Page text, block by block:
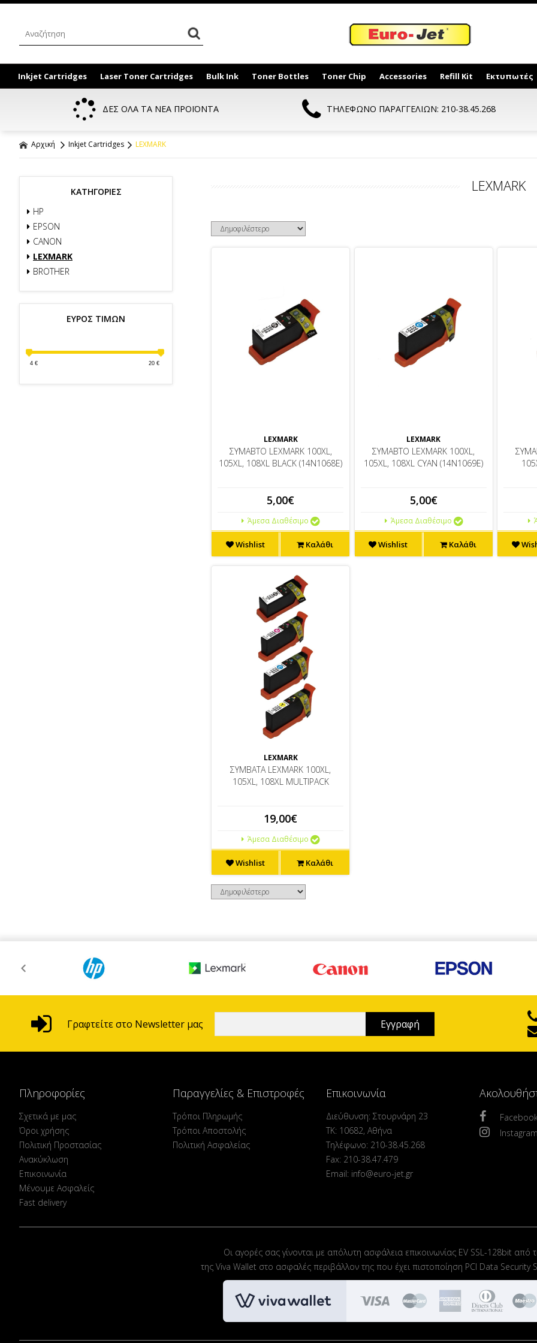
Inkjet Cartridges Laser Toner Cartridges Bulk Ink Toner Bottles Toner Chip Accessories Refill Kit Εκτυπωτές
ΔΕΣ ΟΛΑ ΤΑ ΝΕΑ ΠΡΟΪΟΝΤΑ ΤΗΛΕΦΩΝΟ ΠΑΡΑΓΓΕΛΙΩΝ: 210-38.45.268
Αρχική Inkjet Cartridges LEXMARK
ΚΑΤΗΓΟΡΙΕΣ
HP
EPSON
CANON
LEXMARK
BROTHER
ΕΥΡΟΣ ΤΙΜΩΝ
4 € 20€
LEXMARK
LEXMARK
ΣΥΜΑΒΤΟ LEXMARK 100XL,
105XL, 108XL BLACK (14N1068E)
5,00€
Άμεσα Διαθέσιμο
Wishlist Καλάθι
LEXMARK
ΣΥΜΑΒΤΟ LEXMARK 100XL,
105XL, 108XL CYAN (14N1069E)
5,00€
Άμεσα Διαθέσιμο
Wishlist Καλάθι
LEXMARK
ΣΥΜΒΑΤΑ LEXMARK 100XL,
105XL, 108XL MULTIPACK
19,00€
Άμεσα Διαθέσιμο
Wishlist Καλάθι
Γραφτείτε στο Newsletter μας
Πληροφορίες
Σχετικά με μας
Όροι χρήσης
Πολιτική Προστασίας
Ανακύκλωση
Επικοινωνία
Μένουμε Ασφαλείς
Fast delivery
Παραγγελίες & Επιστροφές
Τρόποι Πληρωμής
Τρόποι Αποστολής
Πολιτική Ασφαλείας
Επικοινωνία
Διεύθυνση: Στουρνάρη 23
ΤΚ: 10682, Αθήνα
Τηλέφωνο: 210-38.45.268
Fax: 210-38.47.479
Email: info@euro-jet.gr
Facebook
Instagram
Οι αγορές σας γίνονται με απόλυτη ασφάλεια επικοινωνίας EV SSL-128bit από
της Viva Wallet στο ασφαλές περιβάλλον της που έχει πιστοποίηση PCI Data Security